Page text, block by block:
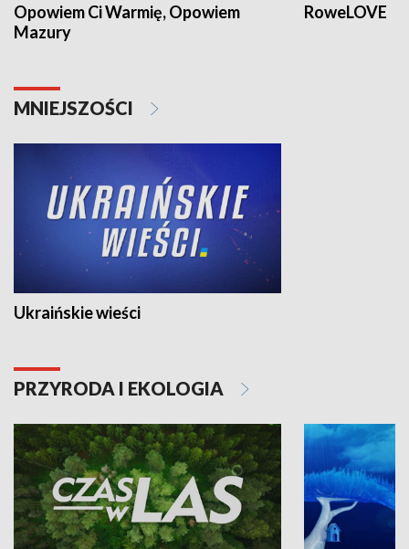
Opowiem Ci Warmię, Opowiem
Mazury
RoweLOVE
MNIEJSZOŚCI
Ukraińskie wieści
PRZYRODA I EKOLOGIA